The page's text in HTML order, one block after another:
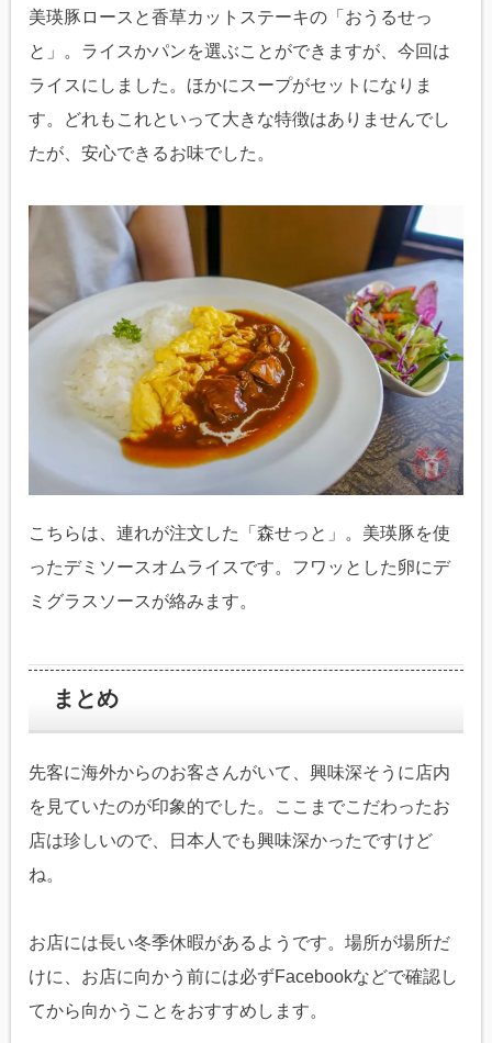
美瑛豚ロースと香草カットステーキの「おうるせっ
と」。ライスかパンを選ぶことができますが、今回は
ライスにしました。ほかにスープがセットになりま
す。どれもこれといって大きな特徴はありませんでし
たが、安心できるお味でした。
こちらは、連れが注文した「森せっと」。美瑛豚を使
ったデミソースオムライスです。フワッとした卵にデ
ミグラスソースが絡みます。
まとめ
先客に海外からのお客さんがいて、興味深そうに店内
を見ていたのが印象的でした。ここまでこだわったお
店は珍しいので、日本人でも興味深かったですけど
ね。
お店には長い冬季休暇があるようです。場所が場所だ
けに、お店に向かう前には必ずFacebookなどで確認し
てから向かうことをおすすめします。